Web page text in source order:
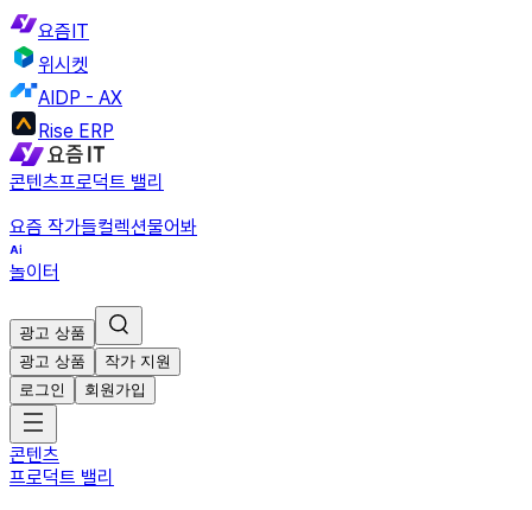
요즘IT
위시켓
AIDP - AX
Rise ERP
콘텐츠프로덕트 밸리
요즘 작가들컬렉션물어봐
놀이터
광고 상품
광고 상품
작가 지원
로그인
회원가입
콘텐츠
프로덕트 밸리